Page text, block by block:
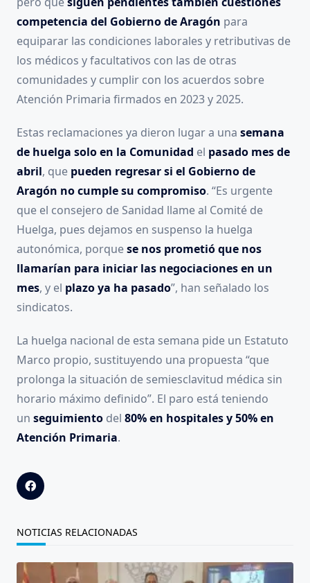
competencia del Gobierno de Aragón para
equiparar las condiciones laborales y retributivas de
los médicos y facultativos con las de otras
comunidades y cumplir con los acuerdos sobre
Atención Primaria firmados en 2023 y 2025.
Estas reclamaciones ya dieron lugar a una semana
de huelga solo en la Comunidad el pasado mes de
abril, que pueden regresar si el Gobierno de
Aragón no cumple su compromiso. “Es urgente
que el consejero de Sanidad llame al Comité de
Huelga, pues dejamos en suspenso la huelga
autonómica, porquese nos prometió que nos
llamarían para iniciar las negociaciones en un
mes, y el plazo ya ha pasado”, han señalado los
sindicatos.
La huelga nacional de esta semana pide un Estatuto
Marco propio, sustituyendo una propuesta “que
prolonga la situación de semiesclavitud médica sin
horario máximo definido”. El paro está teniendo
un seguimiento del 80% en hospitales y 50% en
Atención Primaria.
NOTICIAS RELACIONADAS